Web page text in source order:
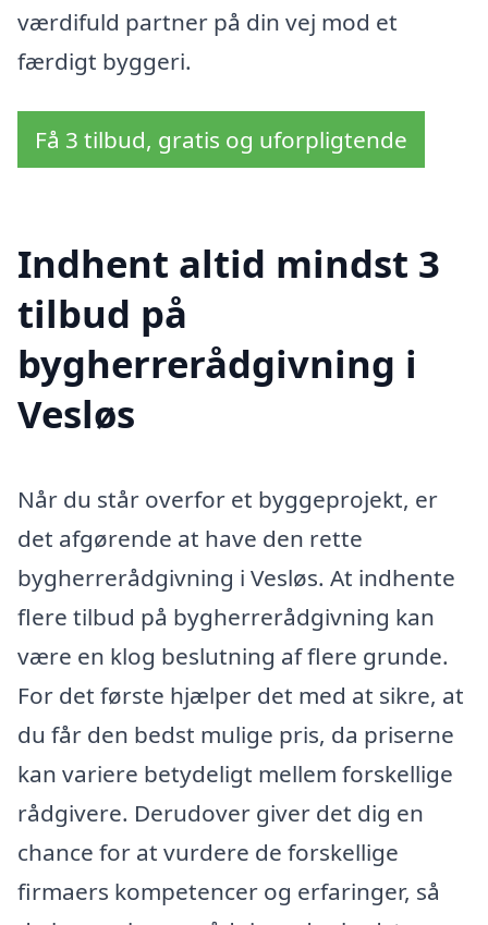
værdifuld partner på din vej mod et
færdigt byggeri.
Få 3 tilbud, gratis og uforpligtende
Indhent altid mindst 3
tilbud på
bygherrerådgivning i
Vesløs
Når du står overfor et byggeprojekt, er
det afgørende at have den rette
bygherrerådgivning i Vesløs. At indhente
flere tilbud på bygherrerådgivning kan
være en klog beslutning af flere grunde.
For det første hjælper det med at sikre, at
du får den bedst mulige pris, da priserne
kan variere betydeligt mellem forskellige
rådgivere. Derudover giver det dig en
chance for at vurdere de forskellige
firmaers kompetencer og erfaringer, så